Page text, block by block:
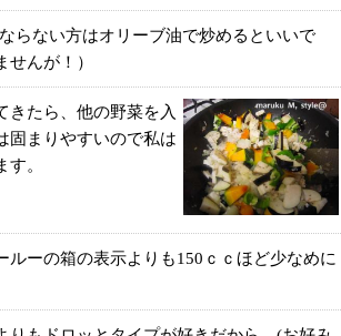
らない方はオリーブ油で炒めるといいで
せんが！）
きたら、他の野菜を入
固まりやすいので私は
。
ルーの箱の表示よりも150ｃｃほど少なめに